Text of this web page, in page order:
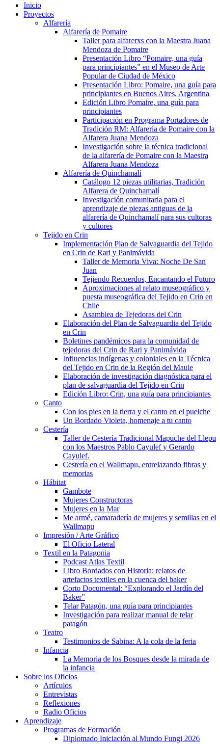
Inicio
Proyectos
Alfarería
Alfarería de Pomaire
Taller para alfarerxs con la Maestra Juana
Mendoza de Pomaire
Presentación Libro “Pomaire, una guía
para principiantes” en el Museo de Arte
Popular de Ciudad de México
Presentación Libro: Pomaire, una guía para
principiantes en Buenos Aires, Argentina
Edición Libro Pomaire, una guía para
principiantes
Participación en Programa Portadores de
Tradición RM: Alfarería de Pomaire con la
Alfarera Juana Mendoza
Investigación sobre la técnica tradicional
de la alfarería de Pomaire con la Maestra
Alfarera Juana Mendoza
Alfarería de Quinchamalí
Catálogo 12 piezas utilitarias, Tradición
Alfarera de Quinchamalí
Investigación comunitaria para el
aprendizaje de piezas antiguas de la
alfarería de Quinchamalí para sus cultoras
y cultores
Tejido en Crin
Implementación Plan de Salvaguardia del Tejido
en Crin de Rari y Panimávida
Taller de Memoria Viva: Noche De San
Juan
Tejiendo Recuerdos, Encantando el Futuro
Aproximaciones al relato museográfico y
puesta museográfica del Tejido en Crin en
Chile
Asamblea de Tejedoras del Crin
Elaboración del Plan de Salvaguardia del Tejido
en Crin
Boletines pandémicos para la comunidad de
tejedoras del Crin de Rari y Panimávida
Influencias indígenas y coloniales en la Técnica
del Tejido en Crin de la Región del Maule
Elaboración de investigación diagnóstica para el
plan de salvaguardia del Tejido en Crin
Edición Libro: Crin, una guía para principiantes
Canto
Con los pies en la tierra y el canto en el puelche
Un Bordado Violeta, homenaje a tu canto
Cestería
Taller de Cestería Tradicional Mapuche del Llepu
con los Maestros Pablo Cayulef y Gerardo
Cayulef.
Cestería en el Wallmapu, entrelazando fibras y
memorias
Hábitat
Gambote
Mujeres Constructoras
Mujeres en la Mar
Me armé, camaradería de mujeres y semillas en el
Wallmapu
Impresión / Arte Gráfico
El Oficio Lateral
Textil en la Patagonia
Podcast Atlas Textil
Libro Bordados con Historia: relatos de
artefactos textiles en la cuenca del baker
Corto Documental: “Explorando el Jardín del
Baker”
Telar Patagón, una guía para principiantes
Investigación para realizar manual de telar
patagón
Teatro
Testimonios de Sabina: A la cola de la feria
Infancia
La Memoria de los Bosques desde la mirada de
la infancia
Sobre los Oficios
Artículos
Entrevistas
Reflexiones
Radio Oficios
Aprendizaje
Programas de Formación
Diplomado Iniciación al Mundo Fungi 2026